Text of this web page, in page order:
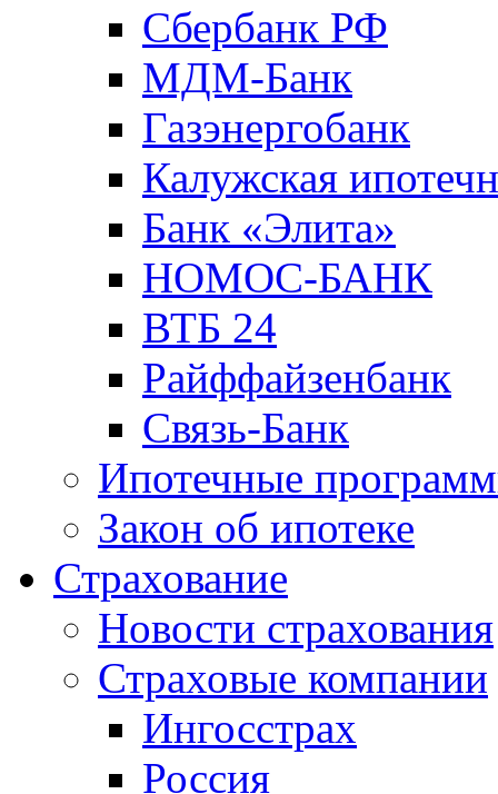
Сбербанк РФ
МДМ-Банк
Газэнергобанк
Калужская
Банк «Элита»
НОМОС-БАНК
ВТБ 24
Райффайзенбанк
Связь-Банк
Ипотечные
Закон об ипотеке
Страхование
Новости страхования
Страховые компании
Ингосстрах
Россия